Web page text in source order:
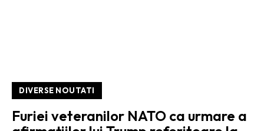
DIVERSE NOUTATI
Furiei veteranilor NATO ca urmare a